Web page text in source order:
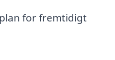
for fremtidigt